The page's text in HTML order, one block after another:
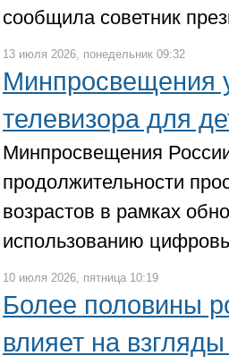
сообщила советник
13 июля 2026, понедельник 09:32
Минпросвещения
телевизора для
Минпросвещения
продолжительности
возрастов в рамках
использованию
10 июля 2026, пятница 10:19
Более половины
влияет на